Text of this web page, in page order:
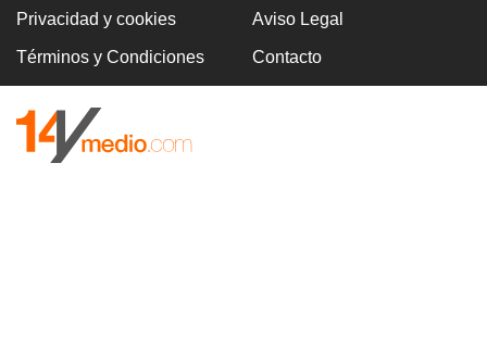
Privacidad y cookies Aviso Legal
Términos y Condiciones Contacto